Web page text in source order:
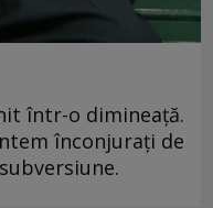
într-o dimineaţă.
înconjuraţi de